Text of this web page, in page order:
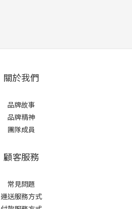
關於我們
品牌故事
品牌精神
團隊成員
顧客服務
常見問題
運送服務方式